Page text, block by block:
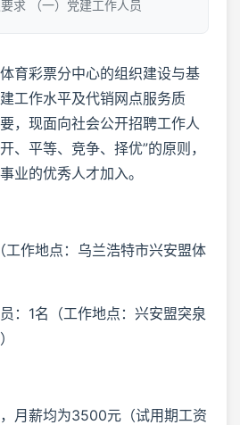
求 （一）党建工作人员
育彩票分中心的组织建设与基
工作水平及代销网点服务质
，现面向社会公开招聘工作人
、平等、竞争、择优”的原则，
业的优秀人才加入。
工作地点：乌兰浩特市兴安盟体
：1名（工作地点：兴安盟突泉
月薪均为3500元（试用期工资